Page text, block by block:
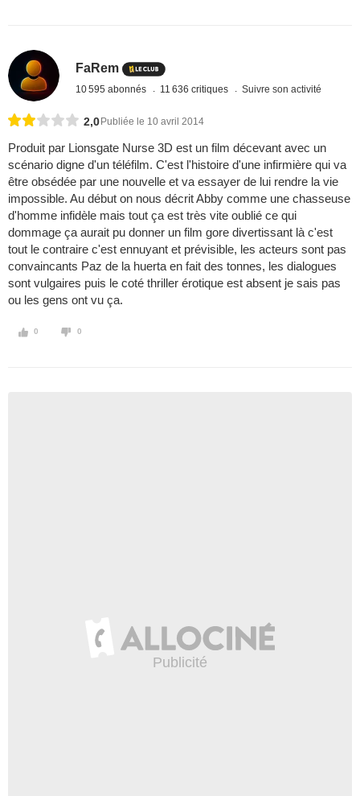
FaRem
10 595 abonnés 11 636 critiques Suivre son activité
2,0 Publiée le 10 avril 2014
Produit par Lionsgate Nurse 3D est un film décevant avec un
scénario digne d'un téléfilm. C'est l'histoire d'une infirmière qui va
être obsédée par une nouvelle et va essayer de lui rendre la vie
impossible. Au début on nous décrit Abby comme une chasseuse
d'homme infidèle mais tout ça est très vite oublié ce qui
dommage ça aurait pu donner un film gore divertissant là c'est
tout le contraire c'est ennuyant et prévisible, les acteurs sont pas
convaincants Paz de la huerta en fait des tonnes, les dialogues
sont vulgaires puis le coté thriller érotique est absent je sais pas
ou les gens ont vu ça.
0 0